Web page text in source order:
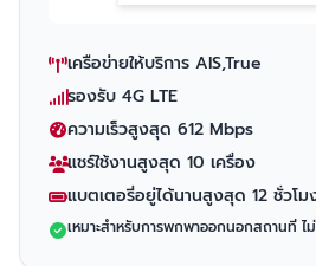
เครือข่ายให้บริการ AIS,True
รองรับ 4G LTE
ความเร็วสูงสุด 612 Mbps
แชร์ใช้งานสูงสุด 10 เครื่อง
แบตเตอรี่อยู่ได้นานสูงสุด 12 ชั่วโม
เหมาะสำหรับการพกพาออกนอกสถานที่ ไ